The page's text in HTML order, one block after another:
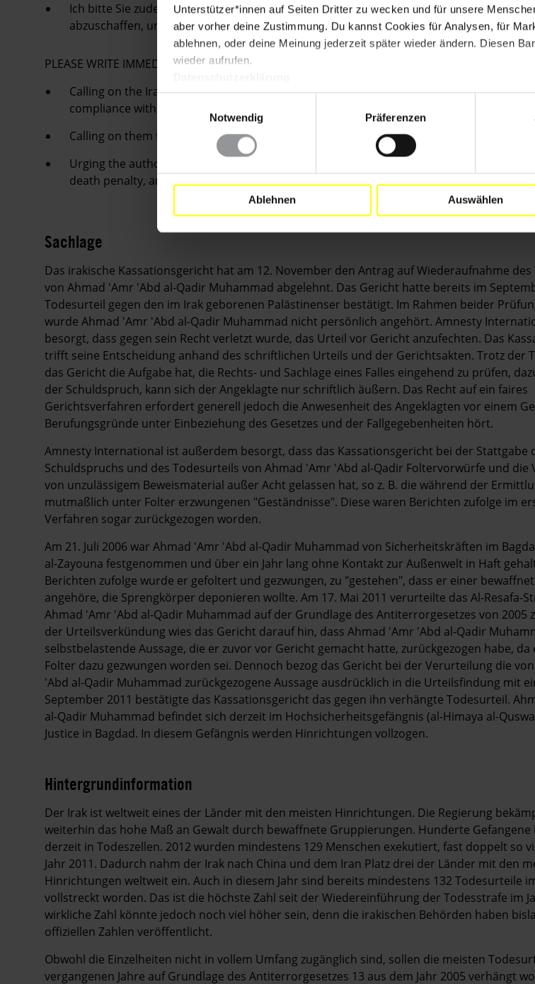
Unterstützer*innen auf Seiten Dritter zu wecken und für unsere
aber vorher deine Zustimmung. Du kannst Cookies für Analysen, für
ablehnen, oder deine Meinung jederzeit später wieder ändern. Diesen
wieder aufrufen.
Notwendig
Präferenzen
Ablehnen Auswählen
Ich bitte Sie zudem, ein Hinrichtungsmoratorium zu verhängen mit dem Ziel, die
abzuschaffen, und alle bereits verhängten Todesurteile umgehend umzuwandeln.
PLEASE WRITE IMMEDIATELY
Calling on the Iraqi authorities to grant Ahmad 'Amr 'Abd al-Qadir Muhammad a retrial
compliance with international standards.
Calling on them to overturn his death sentence and not to execute him.
Urging the authorities to declare an official moratorium on executions with a view to
death penalty, and to commute without delay all death sentences.
Sachlage
Das irakische Kassationsgericht hat am 12. November den Antrag auf Wiederaufnahme
von Ahmad 'Amr 'Abd al-Qadir Muhammad abgelehnt. Das Gericht hatte bereits im
Todesurteil gegen den im Irak geborenen Palästinenser bestätigt. Im Rahmen beider
wurde Ahmad 'Amr 'Abd al-Qadir Muhammad nicht persönlich angehört. Amnesty
besorgt, dass gegen sein Recht verletzt wurde, das Urteil vor Gericht anzufechten. Das
trifft seine Entscheidung anhand des schriftlichen Urteils und der Gerichtsakten. Trotz der
das Gericht die Aufgabe hat, die Rechts- und Sachlage eines Falles eingehend zu prüfen,
der Schuldspruch, kann sich der Angeklagte nur schriftlich äußern. Das Recht auf ein faires
Gerichtsverfahren erfordert generell jedoch die Anwesenheit des Angeklagten vor einem
Berufungsgründe unter Einbeziehung des Gesetzes und der Fallgegebenheiten hört.
Amnesty International ist außerdem besorgt, dass das Kassationsgericht bei der Stattgabe
Schuldspruchs und des Todesurteils von Ahmad 'Amr 'Abd al-Qadir Foltervorwürfe und die
von unzulässigem Beweismaterial außer Acht gelassen hat, so z. B. die während der
mutmaßlich unter Folter erzwungenen "Geständnisse". Diese waren Berichten zufolge im
Verfahren sogar zurückgezogen worden.
Am 21. Juli 2006 war Ahmad 'Amr 'Abd al-Qadir Muhammad von Sicherheitskräften im
al-Zayouna festgenommen und über ein Jahr lang ohne Kontakt zur Außenwelt in Haft
Berichten zufolge wurde er gefoltert und gezwungen, zu "gestehen", dass er einer
angehöre, die Sprengkörper deponieren wollte. Am 17. Mai 2011 verurteilte das Al-Resafa-
Ahmad 'Amr 'Abd al-Qadir Muhammad auf der Grundlage des Antiterrorgesetzes von 2005
der Urteilsverkündung wies das Gericht darauf hin, dass Ahmad 'Amr 'Abd al-Qadir
selbstbelastende Aussage, die er zuvor vor Gericht gemacht hatte, zurückgezogen habe,
Folter dazu gezwungen worden sei. Dennoch bezog das Gericht bei der Verurteilung die
'Abd al-Qadir Muhammad zurückgezogene Aussage ausdrücklich in die Urteilsfindung mit
September 2011 bestätigte das Kassationsgericht das gegen ihn verhängte Todesurteil.
al-Qadir Muhammad befindet sich derzeit im Hochsicherheitsgefängnis (al-Himaya al-
Justice in Bagdad. In diesem Gefängnis werden Hinrichtungen vollzogen.
Hintergrundinformation
Hintergrund
Der Irak ist weltweit eines der Länder mit den meisten Hinrichtungen. Die Regierung
weiterhin das hohe Maß an Gewalt durch bewaffnete Gruppierungen. Hunderte Gefangene
derzeit in Todeszellen. 2012 wurden mindestens 129 Menschen exekutiert, fast doppelt so
Jahr 2011. Dadurch nahm der Irak nach China und dem Iran Platz drei der Länder mit den
Hinrichtungen weltweit ein. Auch in diesem Jahr sind bereits mindestens 132 Todesurteile
vollstreckt worden. Das ist die höchste Zahl seit der Wiedereinführung der Todesstrafe im
wirkliche Zahl könnte jedoch noch viel höher sein, denn die irakischen Behörden haben
offiziellen Zahlen veröffentlicht.
Obwohl die Einzelheiten nicht in vollem Umfang zugänglich sind, sollen die meisten
vergangenen Jahre auf Grundlage des Antiterrorgesetzes 13 aus dem Jahr 2005 verhängt